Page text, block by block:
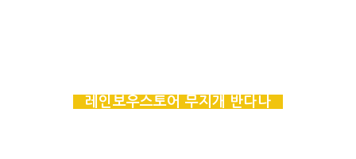
레인보우스토어 무지개 반다나